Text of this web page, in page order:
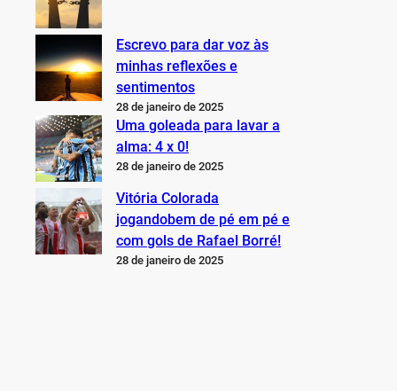
Escrevo para dar voz às
minhas reflexões e
sentimentos
28 de janeiro de 2025
Uma goleada para lavar a
alma: 4 x 0!
28 de janeiro de 2025
Vitória Colorada
jogandobem de pé em pé e
com gols de Rafael Borré!
28 de janeiro de 2025